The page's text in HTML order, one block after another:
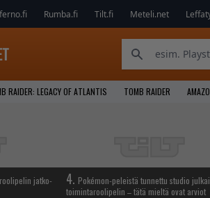
Rumba.fi Tilt.fi Meteli.net
RAIDER: LEGACY OF ATLANTIS TOMB RAIDER
jatko-
4. Pokémon-peleistä tunnettu studio
toimintaroolipelin – tätä mieltä ovat arviot